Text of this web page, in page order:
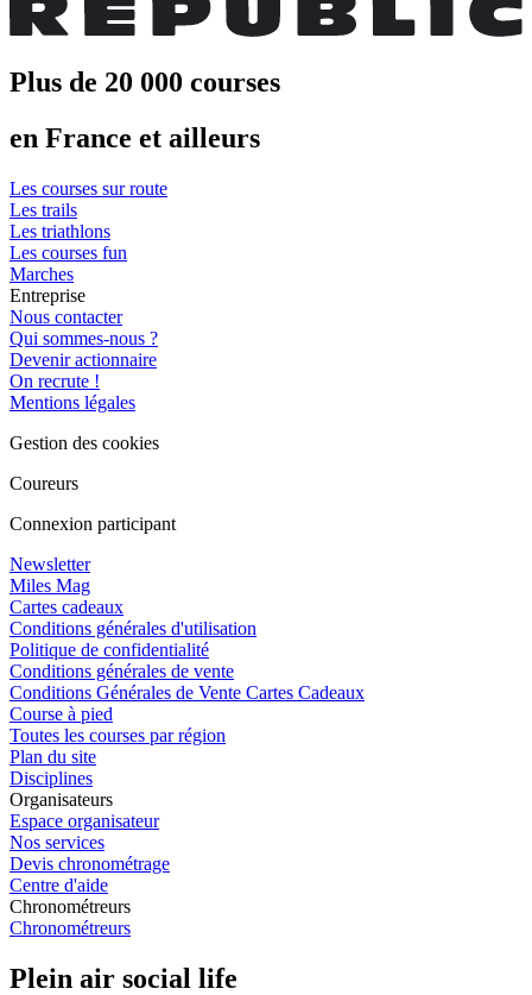
Plus de 20 000 courses
en France et ailleurs
Les courses sur route
Les trails
Les triathlons
Les courses fun
Marches
Entreprise
Nous contacter
Qui sommes-nous ?
Devenir actionnaire
On recrute !
Mentions légales
Gestion des cookies
Coureurs
Connexion participant
Newsletter
Miles Mag
Cartes cadeaux
Conditions générales d'utilisation
Politique de confidentialité
Conditions générales de vente
Conditions Générales de Vente Cartes Cadeaux
Course à pied
Toutes les courses par région
Plan du site
Disciplines
Organisateurs
Espace organisateur
Nos services
Devis chronométrage
Centre d'aide
Chronométreurs
Chronométreurs
Plein air social life